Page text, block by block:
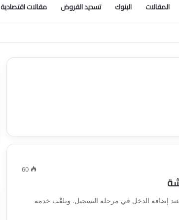
المقالات البنوك تسديد القروض مقالات اقتصادية
عصري وآمن
60
إضافة الدخل في مرحلة التسجيل. وتلقّت خدمة